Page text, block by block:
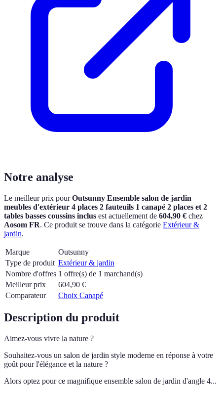
Notre analyse
Le meilleur prix pourOutsunny Ensemble salon de jardin
meubles d'extérieur 4 places 2 fauteuils 1 canapé 2 places et 2
tables basses coussins inclus est actuellement de 604,90 € chez
Aosom FR. Ce produit se trouve dans la catégorie Extérieur &
jardin.
Marque
Outsunny
Type de produit Extérieur & jardin
Nombre d'offres 1 offre(s) de 1 marchand(s)
Meilleur prix
604,90 €
Comparateur
Choix Canapé
Description du produit
Aimez-vous vivre la nature ?
Souhaitez-vous un salon de jardin style moderne en réponse à votre
goût pour l'élégance et la nature ?
Alors optez pour ce magnifique ensemble salon de jardin d'angle 4...